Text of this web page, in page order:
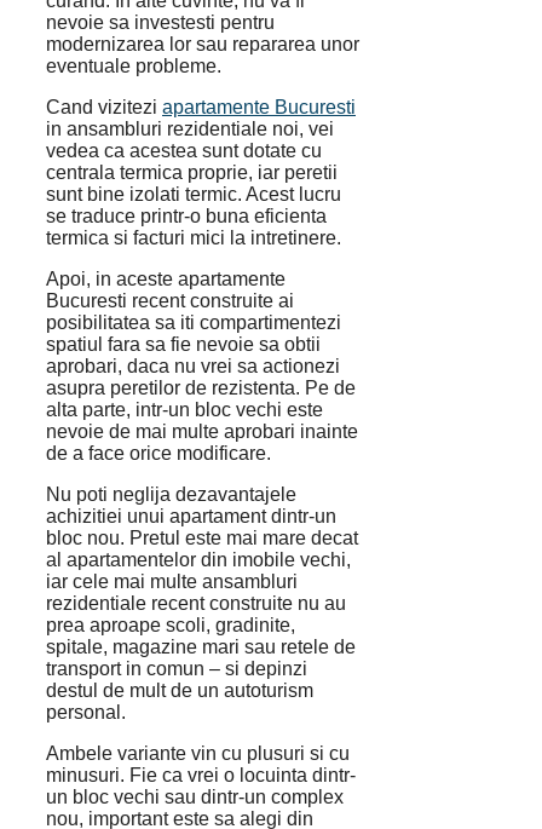
nevoie sa investesti pentru
modernizarea lor sau repararea unor
eventuale probleme.
Cand vizitezi apartamente Bucuresti
in ansambluri rezidentiale noi, vei
vedea ca acestea sunt dotate cu
centrala termica proprie, iar peretii
sunt bine izolati termic. Acest lucru
se traduce printr-o buna eficienta
termica si facturi mici la intretinere.
Apoi, in aceste apartamente
Bucuresti recent construite ai
posibilitatea sa iti compartimentezi
spatiul fara sa fie nevoie sa obtii
aprobari, daca nu vrei sa actionezi
asupra peretilor de rezistenta. Pe de
alta parte, intr-un bloc vechi este
nevoie de mai multe aprobari inainte
de a face orice modificare.
Nu poti neglija dezavantajele
achizitiei unui apartament dintr-un
bloc nou. Pretul este mai mare decat
al apartamentelor din imobile vechi,
iar cele mai multe ansambluri
rezidentiale recent construite nu au
prea aproape scoli, gradinite,
spitale, magazine mari sau retele de
transport in comun – si depinzi
destul de mult de un autoturism
personal.
Ambele variante vin cu plusuri si cu
minusuri. Fie ca vrei o locuinta dintr-
un bloc vechi sau dintr-un complex
nou, important este sa alegi din